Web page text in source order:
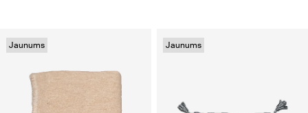
Jaunums Jaunums